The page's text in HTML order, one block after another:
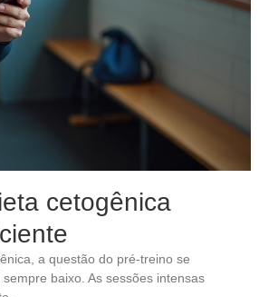
cetogênica
a questão do pré-treino se
baixo. As sessões intensas